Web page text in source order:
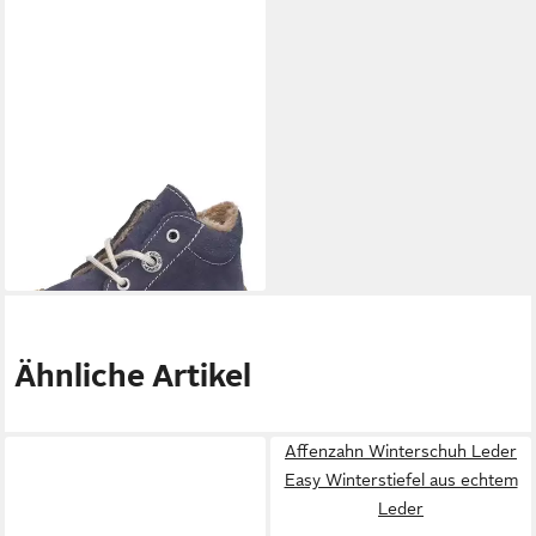
Ähnliche Artikel
Affenzahn Winterschuh Leder
Easy Winterstiefel aus echtem
Leder